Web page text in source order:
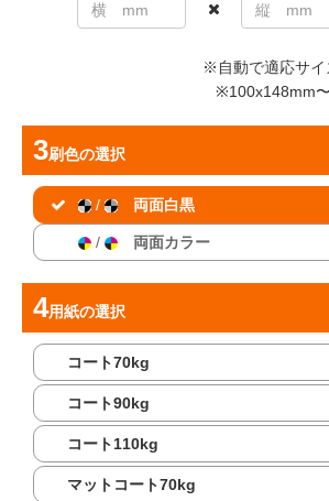
※自動で適応サイ
※100x148mm
刷色の選択
/ 両面白黒
/ 両面カラー
用紙の選択
コート70kg
コート90kg
コート110kg
マットコート70kg